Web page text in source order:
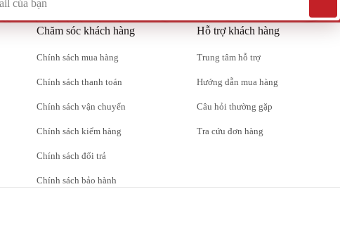
Chăm sóc khách hàng
Chính sách mua hàng
Chính sách thanh toán
Chính sách vận chuyển
Chính sách kiểm hàng
Chính sách đổi trả
Chính sách bảo hành
Hỗ trợ khách hàng
Trung tâm hỗ trợ
Hướng dẫn mua hàng
Câu hỏi thường gặp
Tra cứu đơn hàng